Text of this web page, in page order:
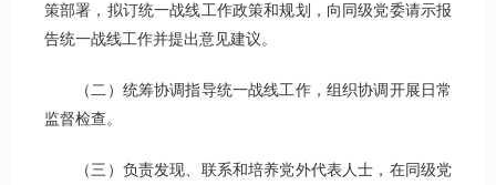
策部署，拟订统一战线工作政策和规划，向同级党委请示报
告统一战线工作并提出意见建议。
（二）统筹协调指导统一战线工作，组织协调开展日常
监督检查。
（三）负责发现、联系和培养党外代表人士，在同级党